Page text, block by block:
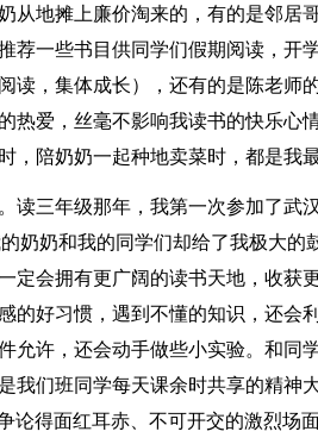
从地摊上廉价淘来的，有的是邻居
荐一些书目供同学们假期阅读，开
读，集体成长），还有的是陈老师
热爱，丝毫不影响我读书的快乐心
，陪奶奶一起种地卖菜时，都是我
读三年级那年，我第一次参加了武
奶奶和我的同学们却给了我极大
定会拥有更广阔的读书天地，收获
的好习惯，遇到不懂的知识，还会
允许，还会动手做些小实验。和同
我们班同学每天课余时共享的精神
论得面红耳赤、不可开交的激烈